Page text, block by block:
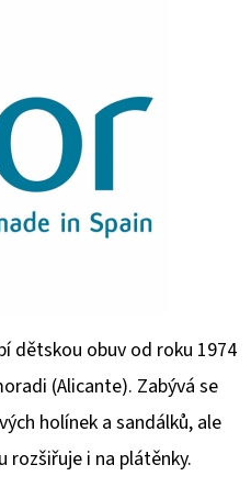
dětskou obuv od roku 1974
(Alicante). Zabývá se
holínek a sandálků, ale
rozšiřuje i na plátěnky.